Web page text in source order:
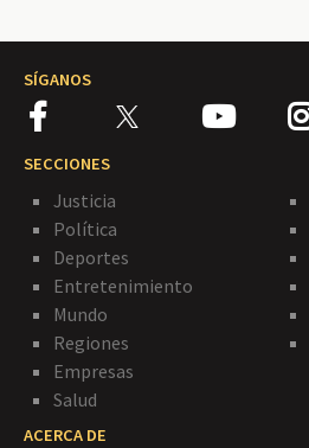
SÍGANOS
SECCIONES
Justicia
Política
Deportes
Entretenimiento
Mundo
Regiones
Empresas
Salud
ACERCA DE